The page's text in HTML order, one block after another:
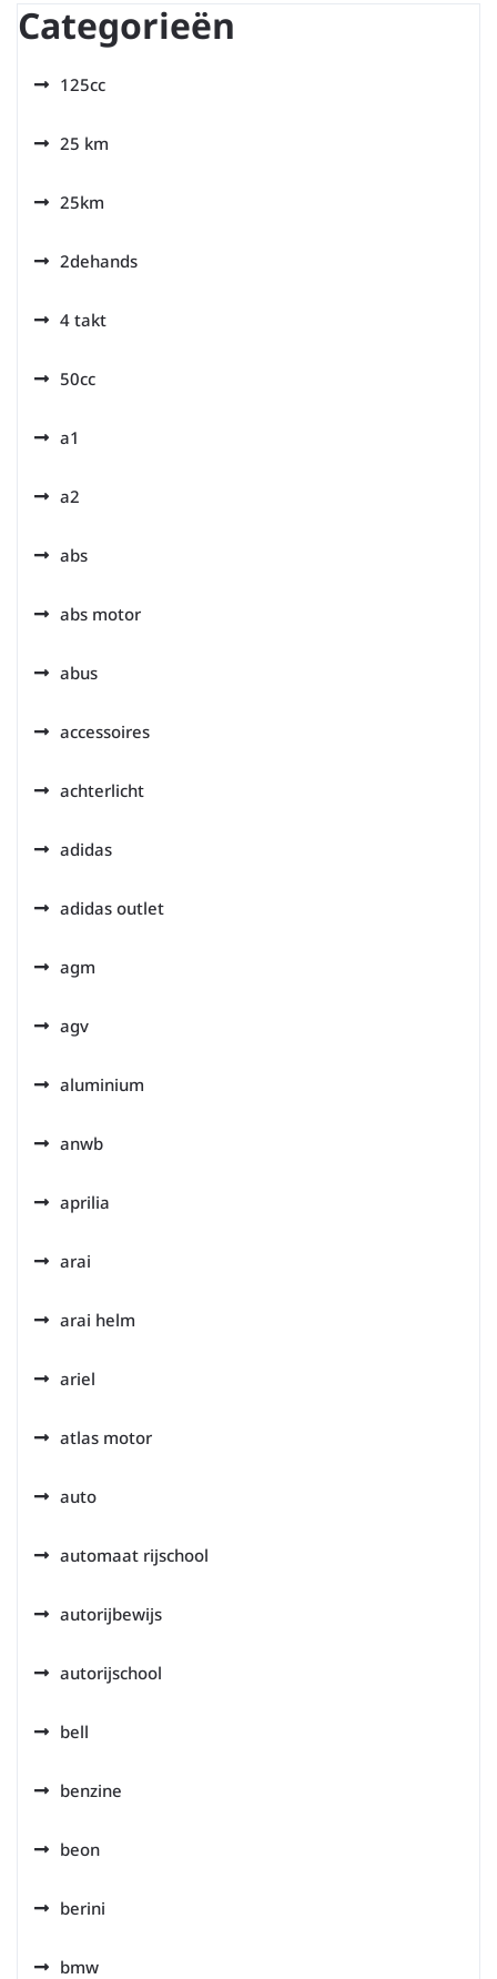
Categorieën
125cc
25 km
25km
2dehands
4 takt
50cc
a1
a2
abs
abs motor
abus
accessoires
achterlicht
adidas
adidas outlet
agm
agv
aluminium
anwb
aprilia
arai
arai helm
ariel
atlas motor
auto
automaat rijschool
autorijbewijs
autorijschool
bell
benzine
beon
berini
bmw